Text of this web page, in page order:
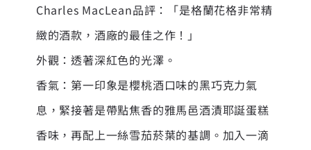
Charles MacLean品評：「是格蘭花格非常精
緻的酒款，酒廠的最佳之作！」
外觀：透著深紅色的光澤。
香氣：第一印象是櫻桃酒口味的黑巧克力氣
息，緊接著是帶點焦香的雅馬邑酒漬耶誕蛋糕
香味，再配上一絲雪茄菸葉的基調。加入一滴